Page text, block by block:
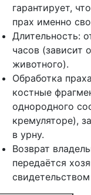
гарантирует,
прах именно
Длительность:
часов (зависит
животного).
Обработка
костные
однородного
кремуляторе),
в урну.
Возврат
передаётся